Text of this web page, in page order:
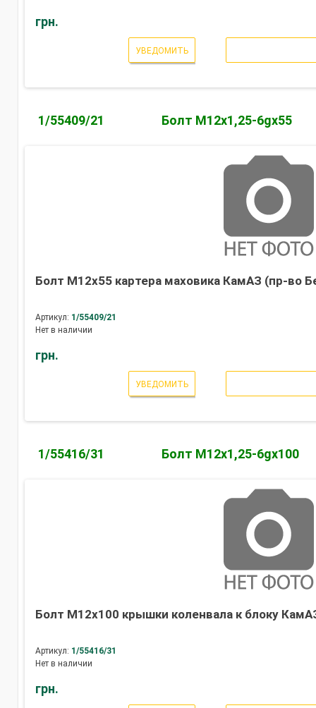
грн.
УВЕДОМИТЬ
1/55409/21 Болт М12х1,25-6gх55
Болт М12х55 картера маховика КамАЗ (пр-во
Артикул: 1/55409/21
Нет в наличии
грн.
УВЕДОМИТЬ
1/55416/31 Болт М12х1,25-6gх100
Болт М12х100 крышки коленвала к блоку
Артикул: 1/55416/31
Нет в наличии
грн.